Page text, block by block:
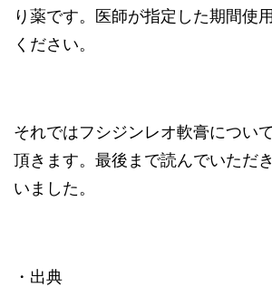
り薬です。医師が指定した期間使
ください。
それではフシジンレオ軟膏につい
頂きます。最後まで読んでいただ
いました。
・出典